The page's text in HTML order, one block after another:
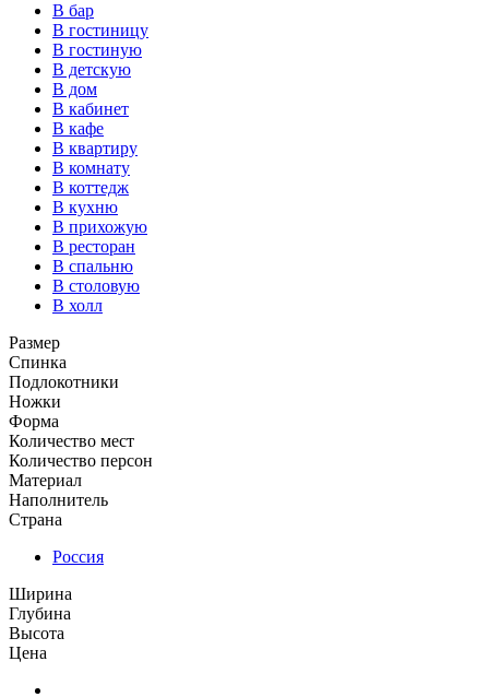
В бар
В гостиницу
В гостиную
В детскую
В дом
В кабинет
В кафе
В квартиру
В комнату
В коттедж
В кухню
В прихожую
В ресторан
В спальню
В столовую
В холл
Размер
Спинка
Подлокотники
Ножки
Форма
Количество мест
Количество персон
Материал
Наполнитель
Страна
Россия
Ширина
Глубина
Высота
Цена